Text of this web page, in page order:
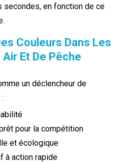
secondes, en fonction de ce
Couleurs Dans Les
Et De Pêche
un déclencheur de
pour la compétition
et écologique
à action rapide